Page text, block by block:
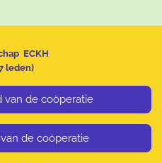
ECKH
leden)
van de coöperatie
de coöperatie